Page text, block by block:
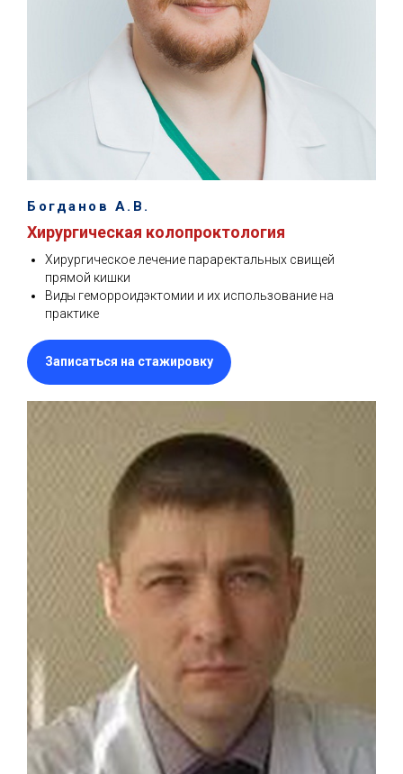
Богданов А.В.
Хирургическая колопроктология
Хирургическое лечение параректальных свищей
прямой кишки
Виды геморроидэктомии и их использование на
практике
Записаться на стажировку